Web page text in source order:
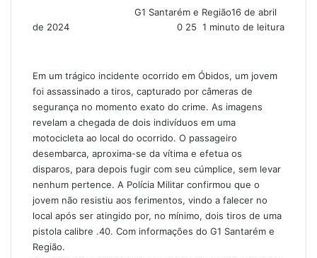
G1 Santarém e Região16 de abril
de 2024
0 25 1 minuto de leitura
Em um trágico incidente ocorrido em Óbidos, um jovem
foi assassinado a tiros, capturado por câmeras de
segurança no momento exato do crime. As imagens
revelam a chegada de dois indivíduos em uma
motocicleta ao local do ocorrido. O passageiro
desembarca, aproxima-se da vítima e efetua os
disparos, para depois fugir com seu cúmplice, sem levar
nenhum pertence. A Polícia Militar confirmou que o
jovem não resistiu aos ferimentos, vindo a falecer no
local após ser atingido por, no mínimo, dois tiros de uma
pistola calibre .40. Com informações do G1 Santarém e
Região.